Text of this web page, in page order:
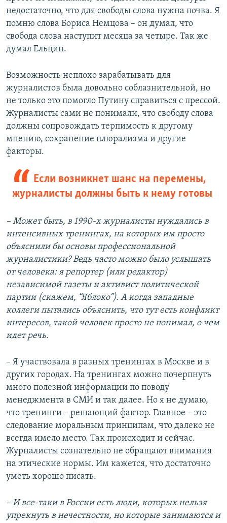
недостаточно, что для свободы слова нужна почва. Я
помню слова Бориса Немцова – он думал, что
свобода слова наступит месяца за четыре. Так же
думал Ельцин.
Возможность неплохо зарабатывать для
журналистов была довольно соблазнительной, но
не только это помогло Путину справиться с прессой.
Журналисты сами не понимали, что свободу слова
должны сопровождать терпимость к другому
мнению, сохранение плюрализма и другие
факторы.
Если возникнет шанс на перемены,
журналисты должны быть к нему готовы
– Может быть, в 1990-х журналисты нуждались в
интенсивных тренингах, на которых им просто
объяснили бы основы профессиональной
журналистики? Ведь часто можно было услышать
от человека: я репортер (или редактор)
независимой газеты и активист политической
партии (скажем, “Яблоко”). А когда западные
коллеги пытались объяснить, что тут есть конфликт
интересов, такой человек просто не понимал, о чем
идет речь.
– Я участвовала в разных тренингах в Москве и в
других городах. На тренингах можно почерпнуть
много полезной информации по поводу
менеджмента в СМИ и так далее. Но я не думаю,
что тренинги – решающий фактор. Главное – это
следование моральным принципам, что далеко не
всегда имело место. Так происходит и сейчас.
Журналисты сознательно не обращают внимания
на этические нормы. Им кажется, что достаточно
уметь хорошо писать.
– И все-таки в России есть люди, которых нельзя
упрекнуть в нечестности, но которые занимаются и